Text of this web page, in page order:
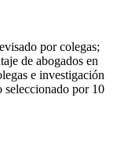
por colegas;
de abogados en
e investigación
seleccionado por 10